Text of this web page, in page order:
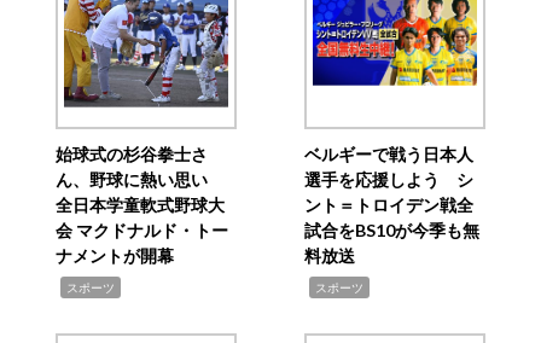
始球式の杉谷拳士さ
ん、野球に熱い思い
全日本学童軟式野球大
会 マクドナルド・トー
ナメントが開幕
スポーツ
ベルギーで戦う日本人
選手を応援しよう シ
ント＝トロイデン戦全
試合をBS10が今季も無
料放送
スポーツ